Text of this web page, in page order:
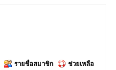
รายชื่อสมาชิก ช่วยเหลือ